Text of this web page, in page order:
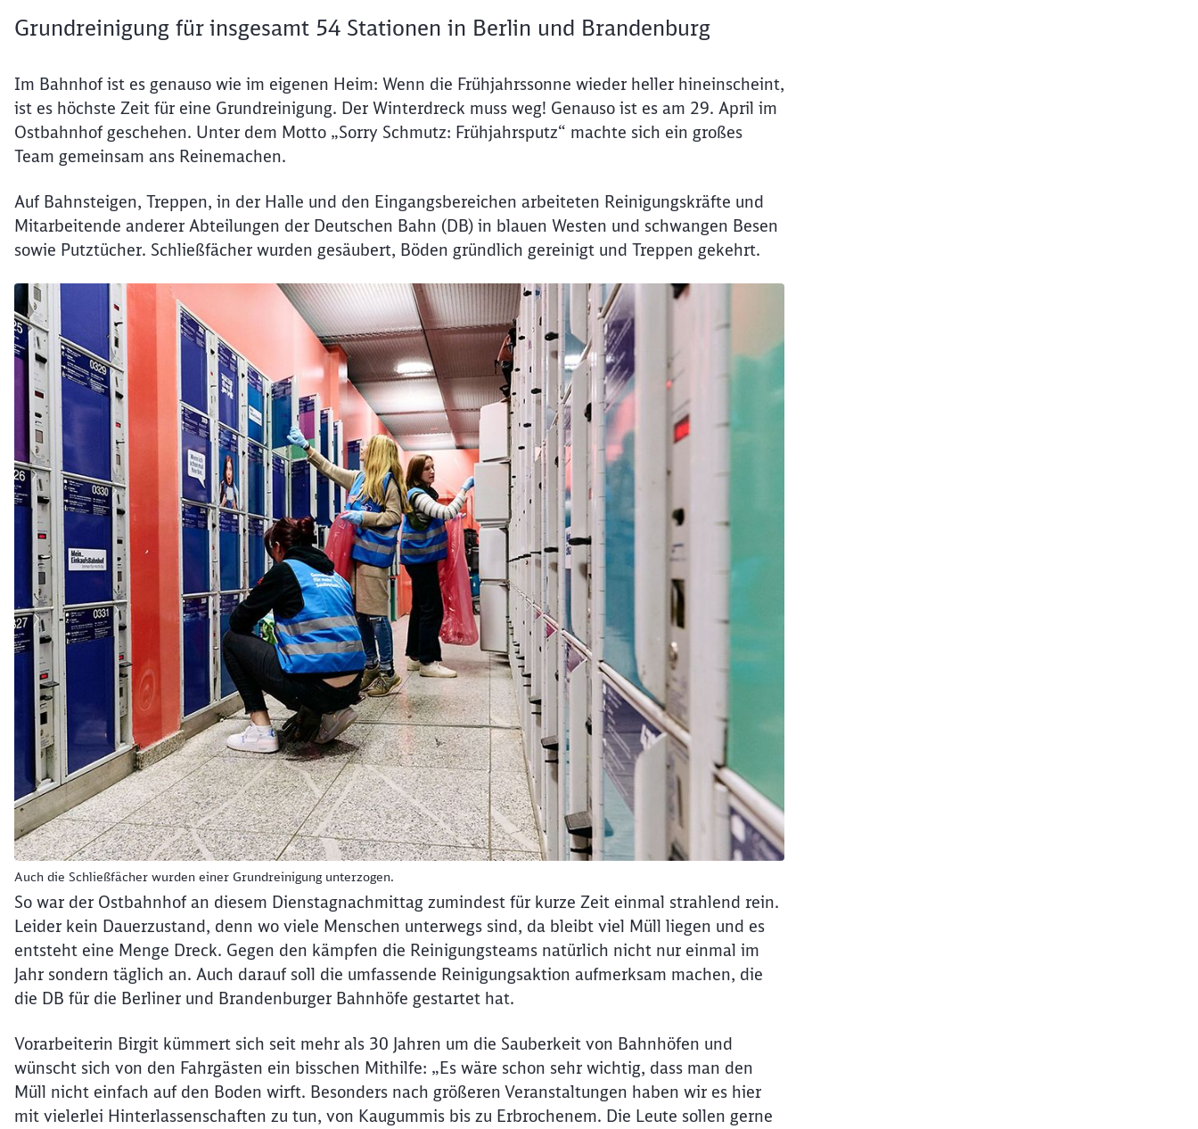
Grundreinigung für insgesamt 54 Stationen in Berlin und Brandenburg
Im Bahnhof ist es genauso wie im eigenen Heim: Wenn die Frühjahrssonne wieder heller hineinscheint,
ist es höchste Zeit für eine Grundreinigung. Der Winterdreck muss weg! Genauso ist es am 29. April im
Ostbahnhof geschehen. Unter dem Motto „Sorry Schmutz: Frühjahrsputz“ machte sich ein großes
Team gemeinsam ans Reinemachen.
Auf Bahnsteigen, Treppen, in der Halle und den Eingangsbereichen arbeiteten Reinigungskräfte und
Mitarbeitende anderer Abteilungen der Deutschen Bahn (DB) in blauen Westen und schwangen Besen
sowie Putztücher. Schließfächer wurden gesäubert, Böden gründlich gereinigt und Treppen gekehrt.
Auch die Schließfächer wurden einer Grundreinigung unterzogen.
So war der Ostbahnhof an diesem Dienstagnachmittag zumindest für kurze Zeit einmal strahlend rein.
Leider kein Dauerzustand, denn wo viele Menschen unterwegs sind, da bleibt viel Müll liegen und es
entsteht eine Menge Dreck. Gegen den kämpfen die Reinigungsteams natürlich nicht nur einmal im
Jahr sondern täglich an. Auch darauf soll die umfassende Reinigungsaktion aufmerksam machen, die
die DB für die Berliner und Brandenburger Bahnhöfe gestartet hat.
Vorarbeiterin Birgit kümmert sich seit mehr als 30 Jahren um die Sauberkeit von Bahnhöfen und
wünscht sich von den Fahrgästen ein bisschen Mithilfe: „Es wäre schon sehr wichtig, dass man den
Müll nicht einfach auf den Boden wirft. Besonders nach größeren Veranstaltungen haben wir es hier
mit vielerlei Hinterlassenschaften zu tun, von Kaugummis bis zu Erbrochenem. Die Leute sollen gerne
Abbrechen Weiter